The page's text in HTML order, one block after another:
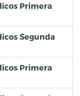
Primera
Segunda
Primera